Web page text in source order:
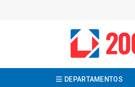
DEPARTAMENTOS